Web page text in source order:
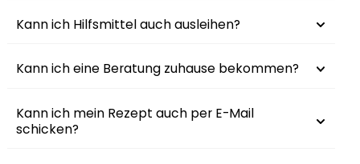
Kann ich Hilfsmittel auch ausleihen?
Kann ich eine Beratung zuhause bekommen?
Kann ich mein Rezept auch per E-Mail
schicken?